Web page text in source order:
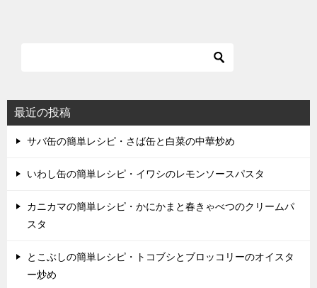
最近の投稿
サバ缶の簡単レシピ・さば缶と白菜の中華炒め
いわし缶の簡単レシピ・イワシのレモンソースパスタ
カニカマの簡単レシピ・かにかまと春きゃべつのクリームパ
スタ
とこぶしの簡単レシピ・トコブシとブロッコリーのオイスタ
ー炒め